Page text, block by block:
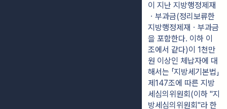
이 지난 지방행정제재
ㆍ부과금(정리보류한
지방행정제재ㆍ부과금
을 포함한다. 이하 이
조에서 같다)이 1천만
원 이상인 체납자에 대
해서는 「지방세기본법」
제147조에 따른 지방
세심의위원회(이하 "지
방세심의위원회"라 한